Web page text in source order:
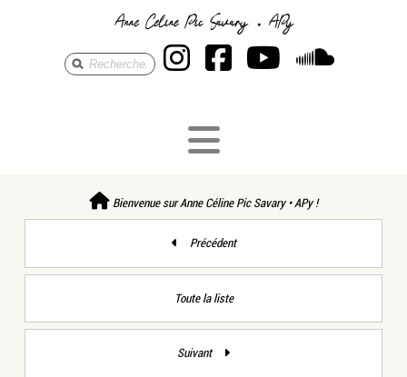
Anne Céline Pic
Anne Céline
AnneAnne
Bienvenue sur Anne Céline Pic Savary • APy !
Précédent
Toute la liste
Suivant